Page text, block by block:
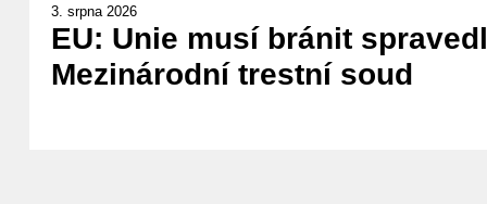
3. srpna 2026
EU: Unie musí bránit
Mezinárodní trestní soud